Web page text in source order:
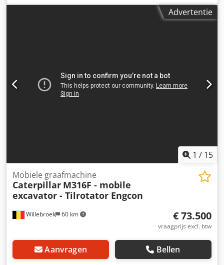
Advertentie
1 / 15
Willebroek 60 km
Mobiele graafmachine
Caterpillar M316F - mobile
excavator - Tilrotator Engcon
€ 73.500
vraagprijs excl. btw
Aanvragen Bellen